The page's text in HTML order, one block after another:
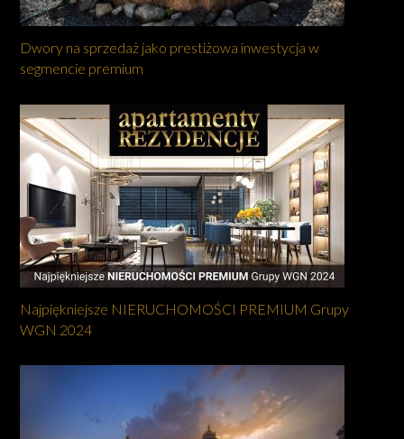
Dwory na sprzedaż jako prestiżowa inwestycja w
segmencie premium
Najpiękniejsze NIERUCHOMOŚCI PREMIUM Grupy
WGN 2024